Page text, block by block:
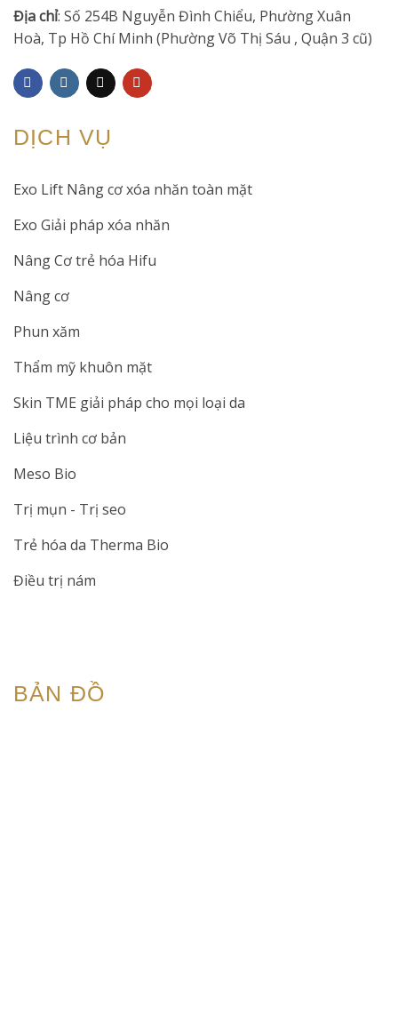
Địa chỉ: Số 254B Nguyễn Đình Chiểu, Phường Xuân
Hoà, Tp Hồ Chí Minh (Phường Võ Thị Sáu , Quận 3 cũ)
DỊCH VỤ
Exo Lift Nâng cơ xóa nhăn toàn mặt
Exo Giải pháp xóa nhăn
Nâng Cơ trẻ hóa Hifu
Nâng cơ
Phun xăm
Thẩm mỹ khuôn mặt
Skin TME giải pháp cho mọi loại da
Liệu trình cơ bản
Meso Bio
Trị mụn - Trị seo
Trẻ hóa da Therma Bio
Điều trị nám
BẢN ĐỒ